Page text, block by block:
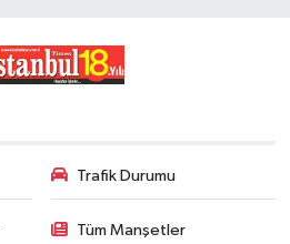
Trafik Durumu
Tüm Manşetler